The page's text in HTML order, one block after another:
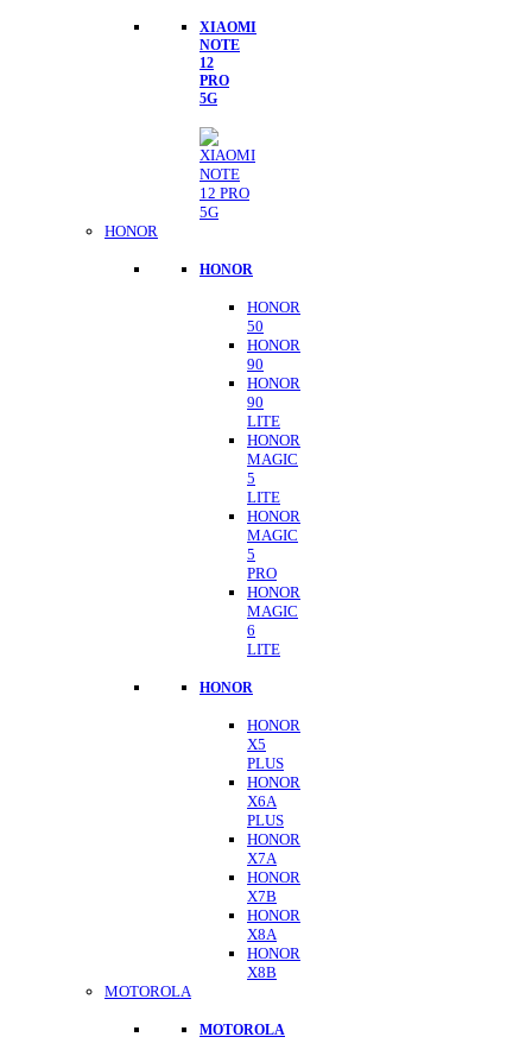
XIAOMI
NOTE
12
PRO
5G
HONOR
HONOR
HONOR
50
HONOR
90
HONOR
90
LITE
HONOR
MAGIC
5
LITE
HONOR
MAGIC
5
PRO
HONOR
MAGIC
6
LITE
HONOR
HONOR
X5
PLUS
HONOR
X6A
PLUS
HONOR
X7A
HONOR
X7B
HONOR
X8A
HONOR
X8B
MOTOROLA
MOTOROLA